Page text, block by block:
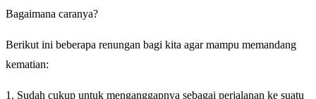
Bagaimana caranya?
Berikut ini beberapa renungan bagi kita agar mampu memandang
kematian:
1. Sudah cukup untuk menganggapnya sebagai perjalanan ke suatu